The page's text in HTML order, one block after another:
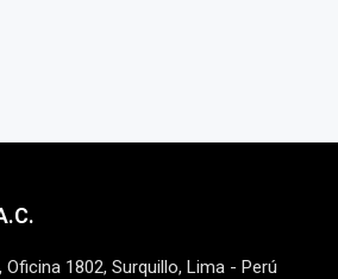
Oficina 1802, Surquillo, Lima - Perú